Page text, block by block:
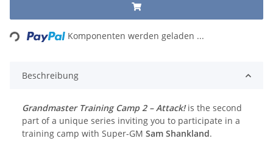
Loading... Komponenten werden geladen ...
Beschreibung
Grandmaster Training Camp 2 – Attack!is the second
part of a unique series inviting you to participate in a
training camp with Super-GM Sam Shankland.